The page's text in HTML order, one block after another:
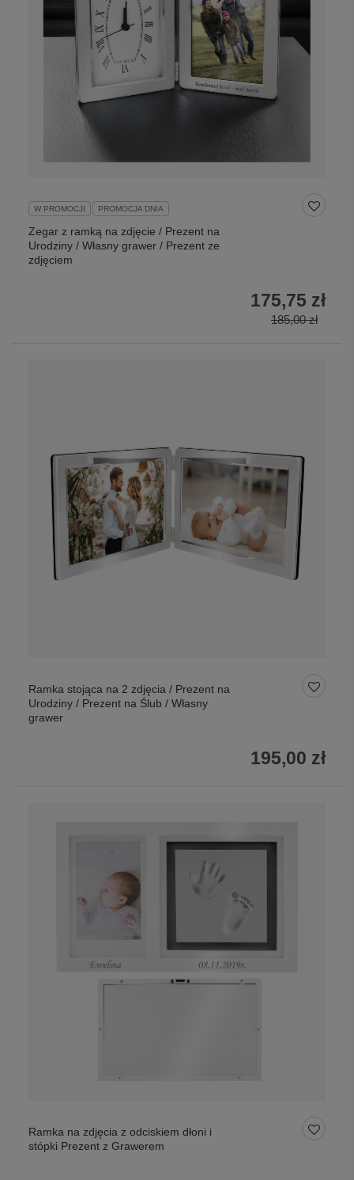
W PROMOCJI PROMOCJA DNIA
Zegar z ramką na zdjęcie / Prezent na
Urodziny / Własny grawer / Prezent ze
zdjęciem
185,00 zł
175,75 zł
Ramka stojąca na 2 zdjęcia / Prezent na
Urodziny / Prezent na Ślub / Własny
grawer
195,00 zł
Ramka na zdjęcia z odciskiem dłoni i
stópki Prezent z Grawerem